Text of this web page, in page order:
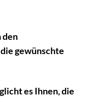
den
gewünschte
es Ihnen, die